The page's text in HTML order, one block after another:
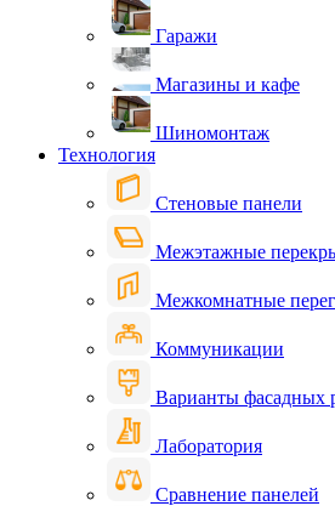
Гаражи
Магазины и кафе
Шиномонтаж
Технология
Стеновые панели
Межэтажные
Межкомнатные
Коммуникации
Варианты фасадных
Лаборатория
Сравнение панелей